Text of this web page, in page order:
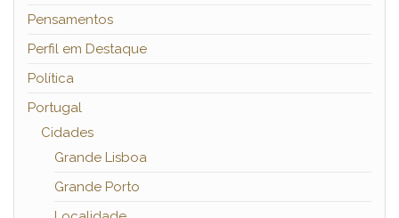
Pensamentos
Perfil em Destaque
Política
Portugal
Cidades
Grande Lisboa
Grande Porto